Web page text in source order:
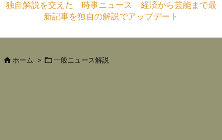
独自解説を交えた 時事ニュース 経済から芸能まで最
新記事を独自の解説でアップデート


 ホーム >  一般ニュース解説